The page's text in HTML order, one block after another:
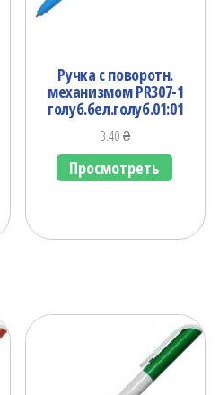
Ручка с поворотн.
механизмом PR307-1
голуб.бел.голуб.01:01
3.40₴
Просмотреть